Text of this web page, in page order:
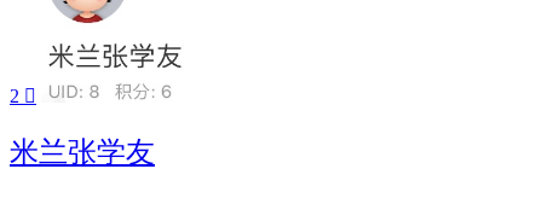
2 
米兰张学友